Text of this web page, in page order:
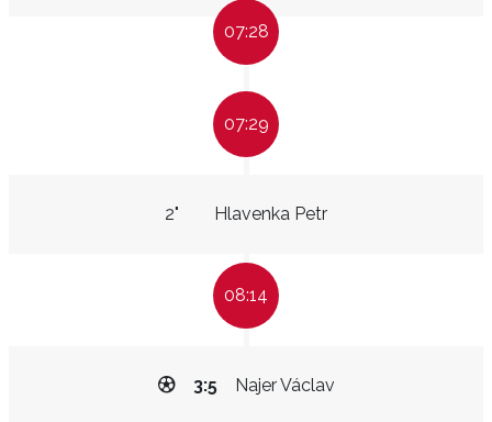
07:28
07:29
Hlavenka Petr
2"
08:14
Najer Václav
3:5